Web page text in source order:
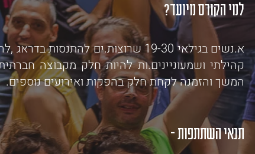
למי הקורס מיועד?
א.נשים בגילאי 19-30 שרוצות.ים
קהילתי ושמעוניינים.ות להיות חלק מקבוצה
המשך והזמנה לקחת חלק בהפקות ואירועים נוספים.
תנאי השתתפות -